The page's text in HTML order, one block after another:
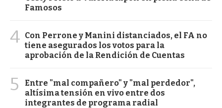
Famosos
4 Con Perrone y Manini distanciados, el FA no
tiene asegurados los votos para la
aprobación de la Rendición de Cuentas
5
Entre "mal compañero" y "mal perdedor",
altísima tensión en vivo entre dos
integrantes de programa radial